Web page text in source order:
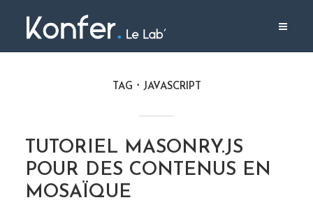
TAG JAVASCRIPT
TUTORIEL MASONRY.JS
POUR DES CONTENUS EN
MOSAÏQUE